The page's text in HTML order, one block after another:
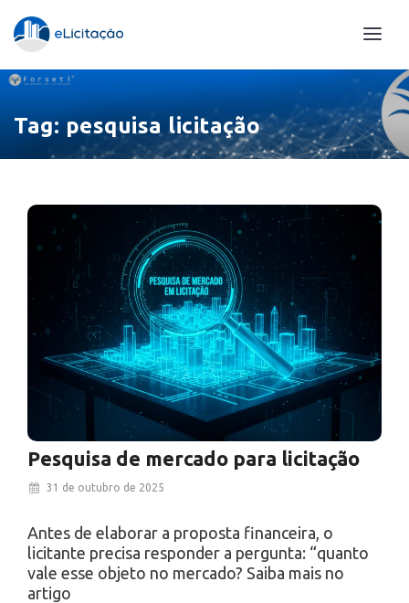
Tag:pesquisa licitação
Pesquisa de mercado para licitação
31 de outubro de 2025
Antes de elaborar a proposta financeira, o
licitante precisa responder a pergunta: “quanto
vale esse objeto no mercado? Saiba mais no
artigo